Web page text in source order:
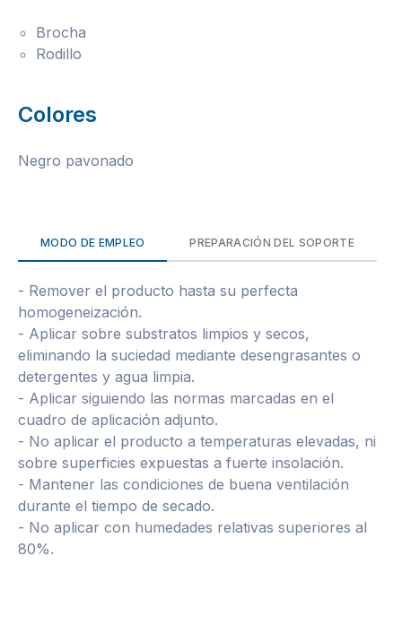
Brocha
Rodillo
Colores
Negro pavonado
MODO DE EMPLEO PREPARACIÓN DEL SOPORTE
- Remover el producto hasta su perfecta
homogeneización.
- Aplicar sobre substratos limpios y secos,
eliminando la suciedad mediante desengrasantes o
detergentes y agua limpia.
- Aplicar siguiendo las normas marcadas en el
cuadro de aplicación adjunto.
- No aplicar el producto a temperaturas elevadas, ni
sobre superficies expuestas a fuerte insolación.
- Mantener las condiciones de buena ventilación
durante el tiempo de secado.
- No aplicar con humedades relativas superiores al
80%.